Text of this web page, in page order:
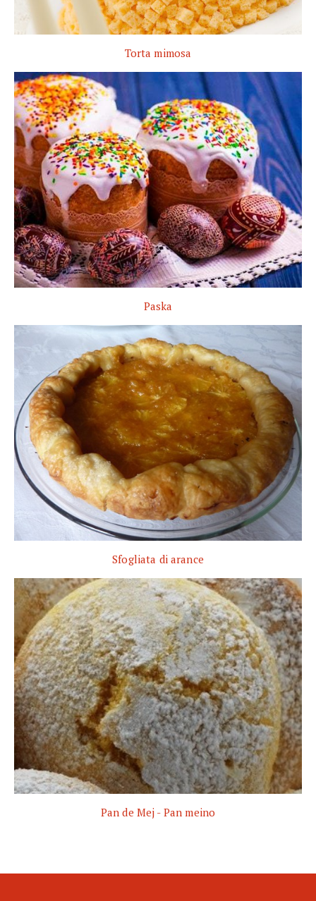
Torta mimosa
Paska
Sfogliata di arance
Pan de Mej - Pan meino